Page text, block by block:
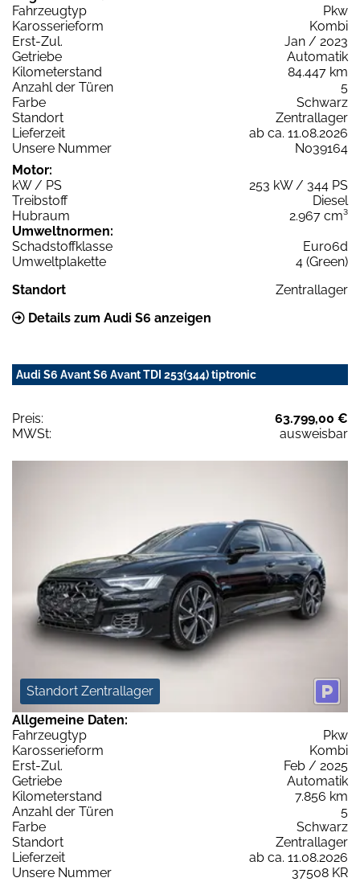
Fahrzeugtyp
Pkw
Karosserieform
Kombi
Erst-Zul.
Jan / 2023
Getriebe
Automatik
Kilometerstand
84.447 km
Anzahl der Türen
5
Farbe
Schwarz
Standort
Zentrallager
Lieferzeit
ab ca. 11.08.2026
Unsere Nummer
N039164
Motor:
kW / PS
253 kW / 344 PS
Treibstoff
Diesel
Hubraum
2.967 cm³
Umweltnormen:
Schadstoffklasse
Euro6d
Umweltplakette
4 (Green)
Standort
Zentrallager
Details zum Audi S6 anzeigen
Audi S6 Avant S6 Avant TDI 253(344) tiptronic
Preis:
63.799,00 €
MWSt:
ausweisbar
Standort Zentrallager
Allgemeine Daten:
Fahrzeugtyp
Pkw
Karosserieform
Kombi
Erst-Zul.
Feb / 2025
Getriebe
Automatik
Kilometerstand
7.856 km
Anzahl der Türen
5
Farbe
Schwarz
Standort
Zentrallager
Lieferzeit
ab ca. 11.08.2026
Unsere Nummer
37508 KR